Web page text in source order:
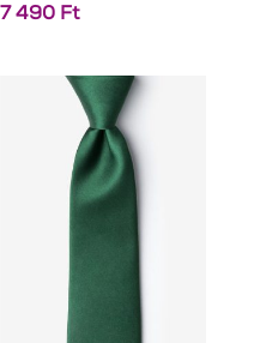
7 490 Ft